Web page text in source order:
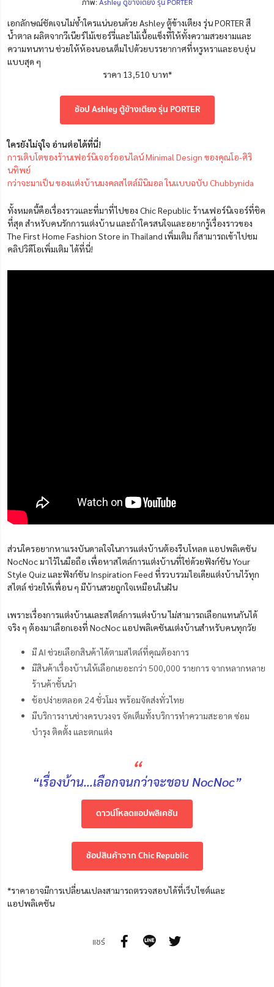
เอกลักษณ์ชัดเจนไม่ซ้ำใครแน่นอนด้วย Ashley ตู้ข้างเตียง รุ่น PORTER สี
น้ำตาล ผลิตจากวีเนียร์ไม้เชอร์รี่และไม้เนื้อแข็งที่ให้ทั้งความสวยงามและ
ความทนทาน ช่วยให้ห้องนอนเต็มไปด้วยบรรยากาศที่หรูหราและอบอุ่น
แบบสุด ๆ
ราคา 13,510 บาท*
ช้อป Ashley ตู้ข้างเตียง รุ่น PORTER
ใครยังไม่จุใจ อ่านต่อได้ที่นี่!
การเติบโตของร้านเฟอร์นิเจอร์ออนไลน์ Minimal Design ของคุณโอ-ศิริ
นทิพย์
กว่าจะมาเป็น ของแต่งบ้านมงคลสไตล์มินิมอล ในแบบฉบับ Chubbynida
ทั้งหมดนี้คือเรื่องราวและที่มาที่ไปของ Chic Republic ร้านเฟอร์นิเจอร์ที่ชิค
ที่สุด สำหรับคนรักการแต่งบ้าน และถ้าใครสนใจและอยากรู้เรื่องราวของ
The First Home Fashion Store in Thailand เพิ่มเติม ก็สามารถเข้าไปชม
คลิปวิดีโอเพิ่มเติม ได้ที่นี่!
ส่วนใครอยากหาแรงบันดาลใจในการแต่งบ้านต้องรีบโหลด แอปพลิเคชัน
NocNoc มาไว้ในมือถือ เพื่อหาสไตล์การแต่งบ้านที่ใช่ด้วยฟังก์ชัน Your
Style Quiz และฟังก์ชัน Inspiration Feed ที่รวบรวมไอเดียแต่งบ้านไว้ทุก
สไตล์ ช่วยให้เพื่อน ๆ มีบ้านสวยถูกใจเหมือนในฝัน
เพราะเรื่องการแต่งบ้านและสไตล์การแต่งบ้าน ไม่สามารถเลือกแทนกันได้
จริง ๆ ต้องมาเลือกเองที่ NocNoc แอปพลิเคชันแต่งบ้านสำหรับคนทุกวัย
มี AI ช่วยเลือกสินค้าได้ตามสไตล์ที่คุณต้องการ
มีสินค้าเรื่องบ้านให้เลือกเยอะกว่า 500,000 รายการ จากหลากหลาย
ร้านค้าชั้นนํา
ช้อปง่ายตลอด 24 ชั่วโมง พร้อมจัดส่งทั่วไทย
มีบริการงานช่างครบวงจร จัดเต็มทั้งบริการทำความสะอาด ซ่อม
บำรุง ติดตั้ง และตกแต่ง
“
“เรื่องบ้าน…เลือกจนกว่าจะชอบ NocNoc”
ดาวน์โหลดแอปพลิเคชัน
ช้อปสินค้าจาก Chic Republic
*ราคาอาจมีการเปลี่ยนแปลงสามารถตรวจสอบได้ที่เว็บไซต์และ
แอปพลิเคชัน
แชร์